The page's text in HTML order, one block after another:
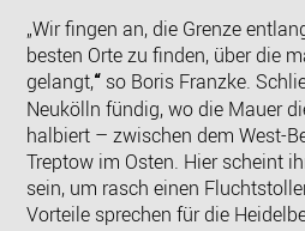
„Wir fingen an, die Grenze
besten Orte zu finden, über die
gelangt,“ so Boris Franzke.
Neukölln fündig, wo die Mauer
halbiert – zwischen dem West-
Treptow im Osten. Hier scheint
sein, um rasch einen
Vorteile sprechen für die